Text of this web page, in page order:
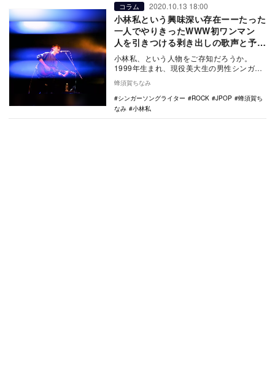
コラム 2020.10.13 18:00
小林私という興味深い存在ーーたった
一人でやりきったWWW初ワンマン
人を引きつける剥き出しの歌声と予測
不可能な展開
小林私、という人物をご存知だろうか。
1999年生まれ、現役美大生の男性シンガー
趣向として、…
蜂須賀ちなみ
シンガーソングライター
ROCK JPOP
蜂須賀ち
なみ
小林私